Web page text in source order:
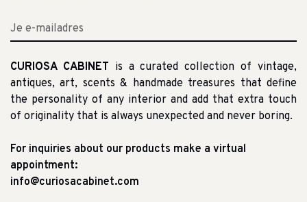
CURIOSA CABINET is a curated collection of vintage,
antiques, art, scents & handmade treasures that define
the personality of any interior and add that extra touch
of originality that is always unexpected and never boring.
For inquiries about our products make a virtual
appointment:
info@curiosacabinet.com